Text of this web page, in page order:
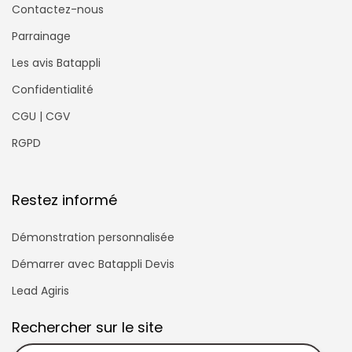
Contactez-nous
Parrainage
Les avis Batappli
Confidentialité
CGU | CGV
RGPD
Restez informé
Démonstration personnalisée
Démarrer avec Batappli Devis
Lead Agiris
Rechercher sur le site